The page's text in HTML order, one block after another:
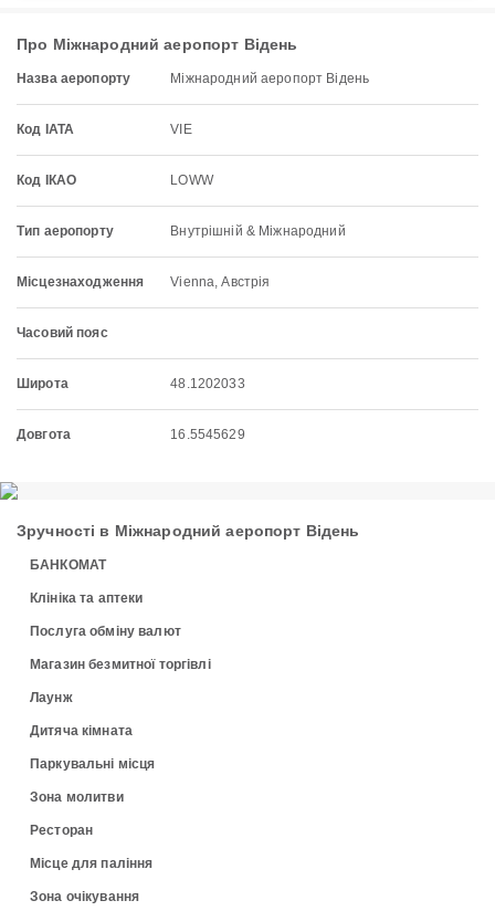
Про Міжнародний аеропорт Відень
Назва аеропорту Міжнародний аеропорт Відень
Код IATA VIE
Код ІКАО LOWW
Тип аеропорту Внутрішній & Міжнародний
Місцезнаходження Vienna, Австрія
Часовий пояс
Широта 48.1202033
Довгота 16.5545629
Зручності в Міжнародний аеропорт Відень
БАНКОМАТ
Клініка та аптеки
Послуга обміну валют
Магазин безмитної торгівлі
Лаунж
Дитяча кімната
Паркувальні місця
Зона молитви
Ресторан
Місце для паління
Зона очікування